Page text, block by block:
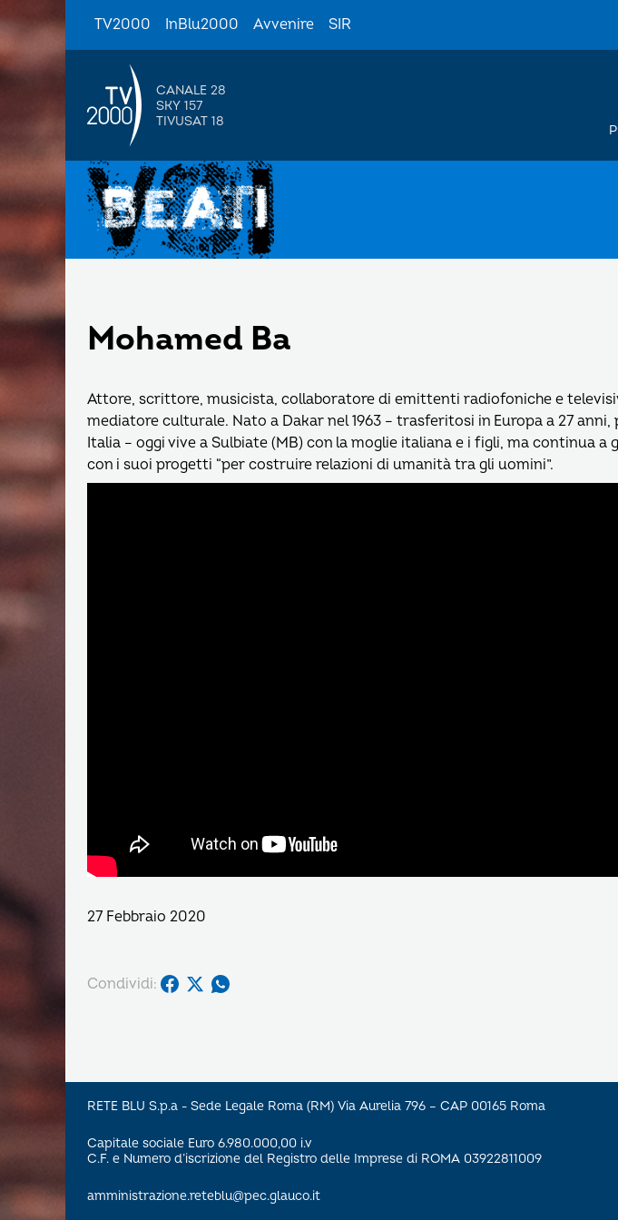
TV2000 InBlu2000 Avvenire SIR
CANALE 28
SKY 157
TIVUSAT 18
Mohamed Ba
Attore, scrittore, musicista, collaboratore di emittenti radiofoniche e
mediatore culturale. Nato a Dakar nel 1963 – trasferitosi in Europa a 27 anni,
Italia – oggi vive a Sulbiate (MB) con la moglie italiana e i figli, ma continua a
con i suoi progetti “per costruire relazioni di umanità tra gli uomini”.
27 Febbraio 2020
Condividi:
RETE BLU S.p.a - Sede Legale Roma (RM) Via Aurelia 796 – CAP 00165 Roma
Capitale sociale Euro 6.980.000,00 i.v
C.F. e Numero d’iscrizione del Registro delle Imprese di ROMA 03922811009
amministrazione.reteblu@pec.glauco.it